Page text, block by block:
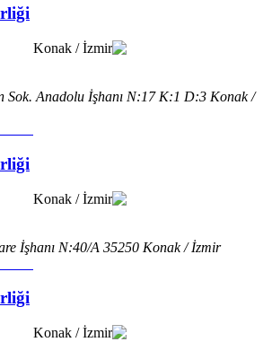
Konak /İzmir
Sok. Anadolu İşhanı N:17 K:1 D:3 Konak /
Konak /İzmir
İşhanı N:40/A 35250 Konak / İzmir
Konak /İzmir